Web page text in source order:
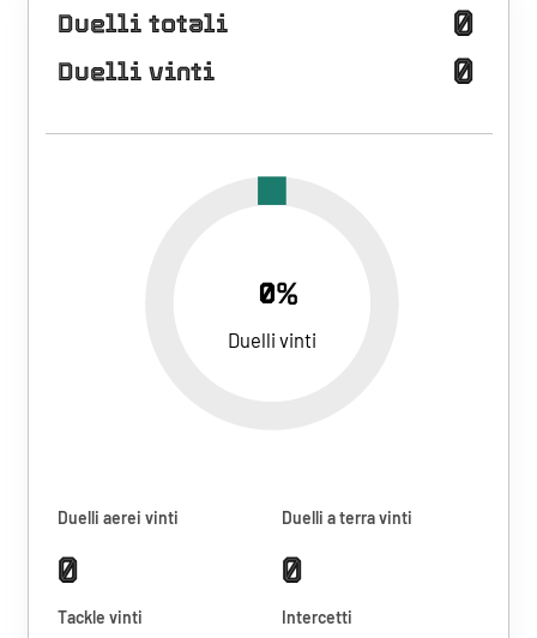
Duelli totali 0
Duelli vinti 0
0%
Duelli vinti
Duelli aerei vinti
0
Duelli a terra vinti
0
Tackle vinti Intercetti